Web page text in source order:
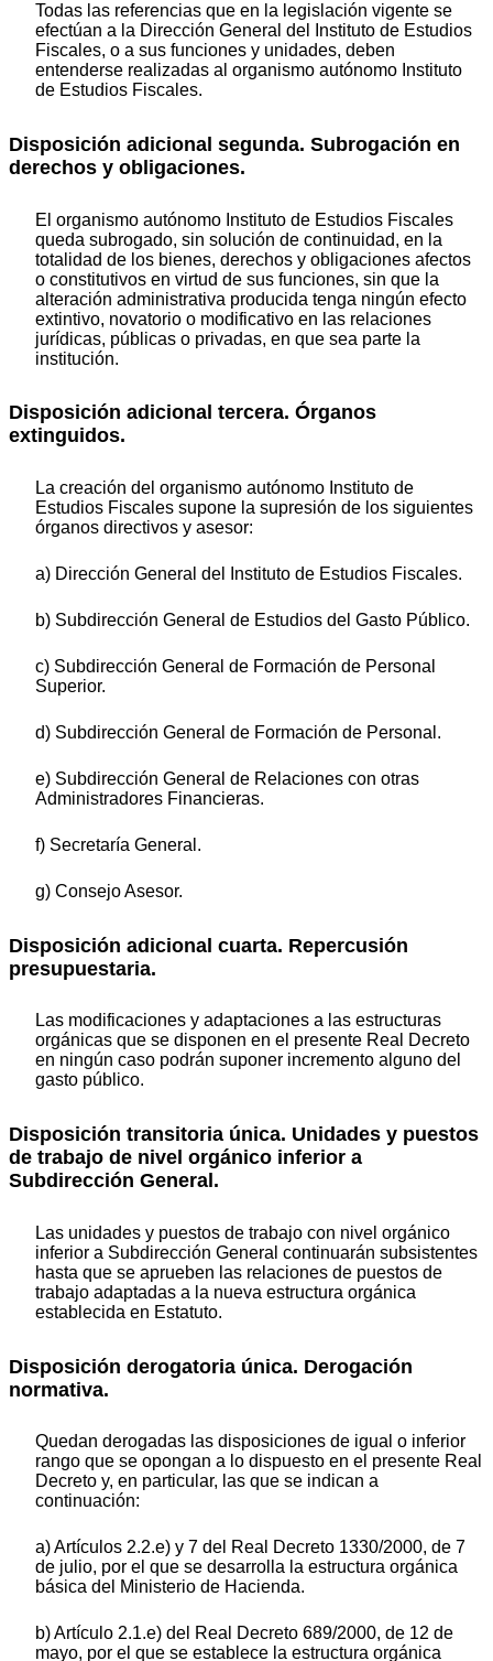
Todas las referencias que en la legislación vigente se
efectúan a la Dirección General del Instituto de Estudios
Fiscales, o a sus funciones y unidades, deben
entenderse realizadas al organismo autónomo Instituto
de Estudios Fiscales.
Disposición adicional segunda. Subrogación en
derechos y obligaciones.
El organismo autónomo Instituto de Estudios Fiscales
queda subrogado, sin solución de continuidad, en la
totalidad de los bienes, derechos y obligaciones afectos
o constitutivos en virtud de sus funciones, sin que la
alteración administrativa producida tenga ningún efecto
extintivo, novatorio o modificativo en las relaciones
jurídicas, públicas o privadas, en que sea parte la
institución.
Disposición adicional tercera. Órganos
extinguidos.
La creación del organismo autónomo Instituto de
Estudios Fiscales supone la supresión de los siguientes
órganos directivos y asesor:
a) Dirección General del Instituto de Estudios Fiscales.
b) Subdirección General de Estudios del Gasto Público.
c) Subdirección General de Formación de Personal
Superior.
d) Subdirección General de Formación de Personal.
e) Subdirección General de Relaciones con otras
Administradores Financieras.
f) Secretaría General.
g) Consejo Asesor.
Disposición adicional cuarta. Repercusión
presupuestaria.
Las modificaciones y adaptaciones a las estructuras
orgánicas que se disponen en el presente Real Decreto
en ningún caso podrán suponer incremento alguno del
gasto público.
Disposición transitoria única. Unidades y puestos
de trabajo de nivel orgánico inferior a
Subdirección General.
Las unidades y puestos de trabajo con nivel orgánico
inferior a Subdirección General continuarán subsistentes
hasta que se aprueben las relaciones de puestos de
trabajo adaptadas a la nueva estructura orgánica
establecida en Estatuto.
Disposición derogatoria única. Derogación
normativa.
Quedan derogadas las disposiciones de igual o inferior
rango que se opongan a lo dispuesto en el presente Real
Decreto y, en particular, las que se indican a
continuación:
a) Artículos 2.2.e) y 7 del Real Decreto 1330/2000, de 7
de julio, por el que se desarrolla la estructura orgánica
básica del Ministerio de Hacienda.
b) Artículo 2.1.e) del Real Decreto 689/2000, de 12 de
mayo, por el que se establece la estructura orgánica